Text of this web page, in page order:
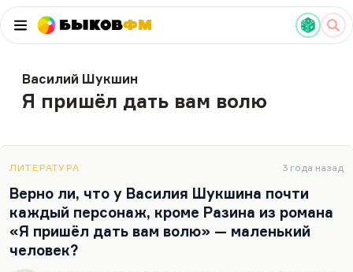
БыковФМ
Василий Шукшин
Я пришёл дать вам волю
ЛИТЕРАТУРА 3 года назад
Верно ли, что у Василия Шукшина почти
каждый персонаж, кроме Разина из романа
«Я пришёл дать вам волю» — маленький
человек?